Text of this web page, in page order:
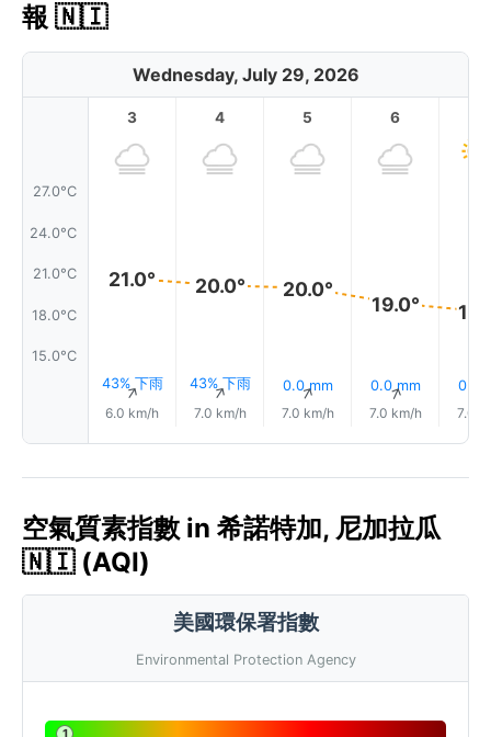
報 🇳🇮
Wednesday, July 29, 2026
27.0°C
24.0°C
21.0°C
18.0°C
15.0°C
3
21.0°
43% 下雨
↑
6.0 km/h
4
20.0°
43% 下雨
↑
7.0 km/h
5
20.0°
0.0 mm
↑
7.0 km/h
6
19.0°
0.0 mm
↑
7.0 km/h
0.0
7.0
空氣質素指數 in 希諾特加, 尼加拉瓜
🇳🇮 (AQI)
美國環保署指數
Environmental Protection Agency